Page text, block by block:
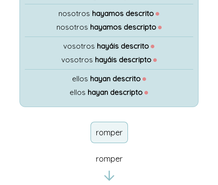
nosotros hayamos descrito ●
nosotros hayamos descripto ●
vosotros hayáis descrito ●
vosotros hayáis descripto ●
ellos hayan descrito ●
ellos hayan descripto ●
romper
romper